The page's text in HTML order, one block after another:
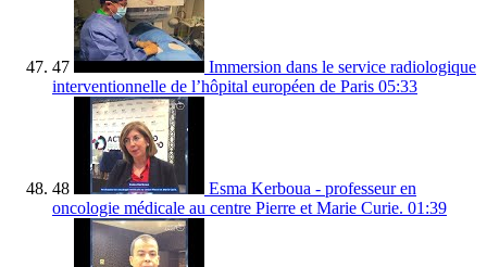
47
Immersion dans le service radiologique
interventionnelle de l’hôpital européen de Paris 05:33
48
Esma Kerboua - professeur en
oncologie médicale au centre Pierre et Marie Curie. 01:39